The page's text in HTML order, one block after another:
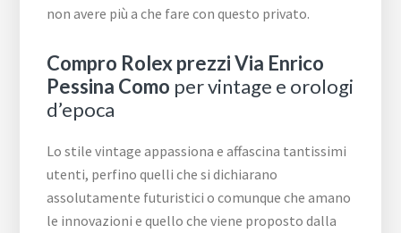
non avere più a che fare con questo privato.
Compro Rolex prezzi Via Enrico
Pessina Como per vintage e orologi
d’epoca
Lo stile vintage appassiona e affascina tantissimi
utenti, perfino quelli che si dichiarano
assolutamente futuristici o comunque che amano
le innovazioni e quello che viene proposto dalla